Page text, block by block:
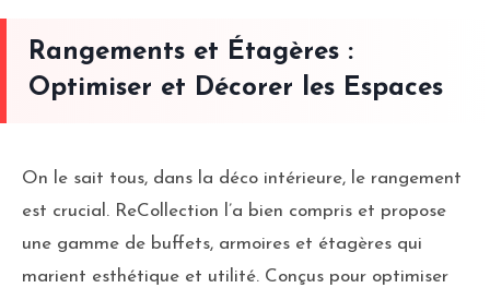
Rangements et Étagères :
Optimiser et Décorer les Espaces
On le sait tous, dans la déco intérieure, le rangement
est crucial. ReCollection l’a bien compris et propose
une gamme de buffets, armoires et étagères qui
marient esthétique et utilité. Conçus pour optimiser